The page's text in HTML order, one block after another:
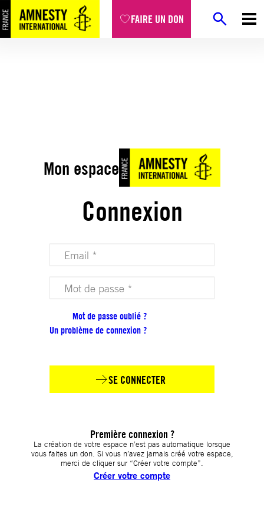
FAIRE UN DON
Mon espace
Connexion
Votre adresse email (obligatoire)
Votre mot de passe (obligatoire)
Mot de passe oublié ?
Un problème de connexion ?
SE CONNECTER
Première connexion ?
La création de votre espace n’est pas automatique lorsque
vous faites un don. Si vous n’avez jamais créé votre espace,
merci de cliquer sur “Créer votre compte”.
Créer votre compte